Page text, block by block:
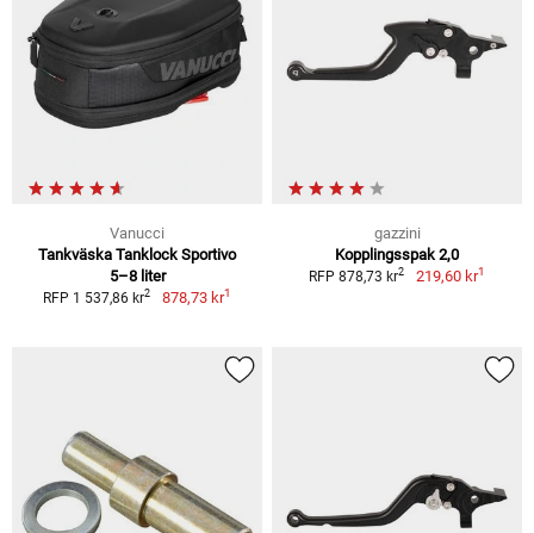
Vanucci
Tankväska Tanklock Sportivo
5–8 liter
RFP 1 537,86 kr2 878,73 kr1
gazzini
Kopplingsspak 2,0
RFP 878,73 kr2 219,60 kr1